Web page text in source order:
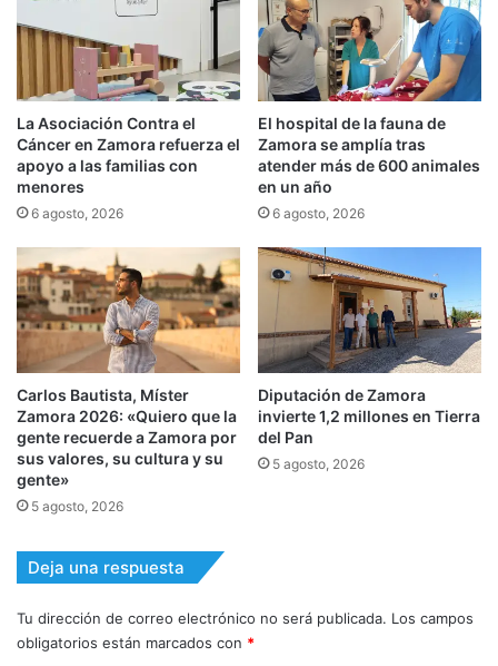
La Asociación Contra el
Cáncer en Zamora refuerza el
apoyo a las familias con
menores
6 agosto, 2026
El hospital de la fauna de
Zamora se amplía tras
atender más de 600 animales
en un año
6 agosto, 2026
Carlos Bautista, Míster
Zamora 2026: «Quiero que la
gente recuerde a Zamora por
sus valores, su cultura y su
gente»
5 agosto, 2026
Diputación de Zamora
invierte 1,2 millones en Tierra
del Pan
5 agosto, 2026
Deja una respuesta
Tu dirección de correo electrónico no será publicada. Los campos
obligatorios están marcados con *